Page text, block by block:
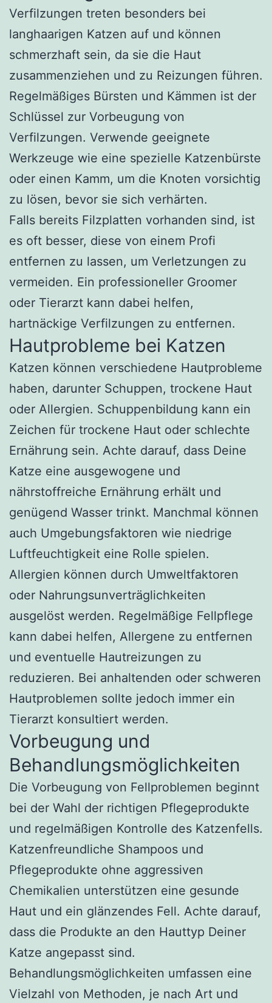
Verfilzungen treten besonders bei
langhaarigen Katzen auf und können
schmerzhaft sein, da sie die Haut
zusammenziehen und zu Reizungen führen.
Regelmäßiges Bürsten und Kämmen ist der
Schlüssel zur Vorbeugung von
Verfilzungen. Verwende geeignete
Werkzeuge wie eine spezielle Katzenbürste
oder einen Kamm, um die Knoten vorsichtig
zu lösen, bevor sie sich verhärten.
Falls bereits Filzplatten vorhanden sind, ist
es oft besser, diese von einem Profi
entfernen zu lassen, um Verletzungen zu
vermeiden. Ein professioneller Groomer
oder Tierarzt kann dabei helfen,
hartnäckige Verfilzungen zu entfernen.
Hautprobleme bei Katzen
Katzen können verschiedene Hautprobleme
haben, darunter Schuppen, trockene Haut
oder Allergien. Schuppenbildung kann ein
Zeichen für trockene Haut oder schlechte
Ernährung sein. Achte darauf, dass Deine
Katze eine ausgewogene und
nährstoffreiche Ernährung erhält und
genügend Wasser trinkt. Manchmal können
auch Umgebungsfaktoren wie niedrige
Luftfeuchtigkeit eine Rolle spielen.
Allergien können durch Umweltfaktoren
oder Nahrungsunverträglichkeiten
ausgelöst werden. Regelmäßige Fellpflege
kann dabei helfen, Allergene zu entfernen
und eventuelle Hautreizungen zu
reduzieren. Bei anhaltenden oder schweren
Hautproblemen sollte jedoch immer ein
Tierarzt konsultiert werden.
Vorbeugung und
Behandlungsmöglichkeiten
Die Vorbeugung von Fellproblemen beginnt
bei der Wahl der richtigen Pflegeprodukte
und regelmäßigen Kontrolle des Katzenfells.
Katzenfreundliche Shampoos und
Pflegeprodukte ohne aggressiven
Chemikalien unterstützen eine gesunde
Haut und ein glänzendes Fell. Achte darauf,
dass die Produkte an den Hauttyp Deiner
Katze angepasst sind.
Behandlungsmöglichkeiten umfassen eine
Vielzahl von Methoden, je nach Art und